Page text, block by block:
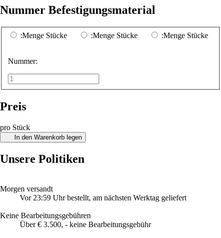
Nummer Befestigungsmaterial
:Menge Stücke :Menge Stücke :Menge Stücke
Nummer:
Preis
pro Stück
In den Warenkorb legen
Unsere Politiken
Morgen versandt
Vor 23:59 Uhr bestellt, am nächsten Werktag geliefert
Keine Bearbeitungsgebühren
Über € 3.500, - keine Bearbeitungsgebühr